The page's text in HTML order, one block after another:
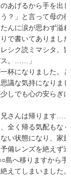
あげるから手を出
？」と言って母の
んに涙が思わず溢
で書いてありまし
シク読ミマシタ。
ス。……」
杯になりました。
議な気持になりま
しでも心の安らぎ
さんは帰ります
全く帰る気配もな
い状態になり、家
備レンズを絶えず
島へ移りますから
えてしまいました